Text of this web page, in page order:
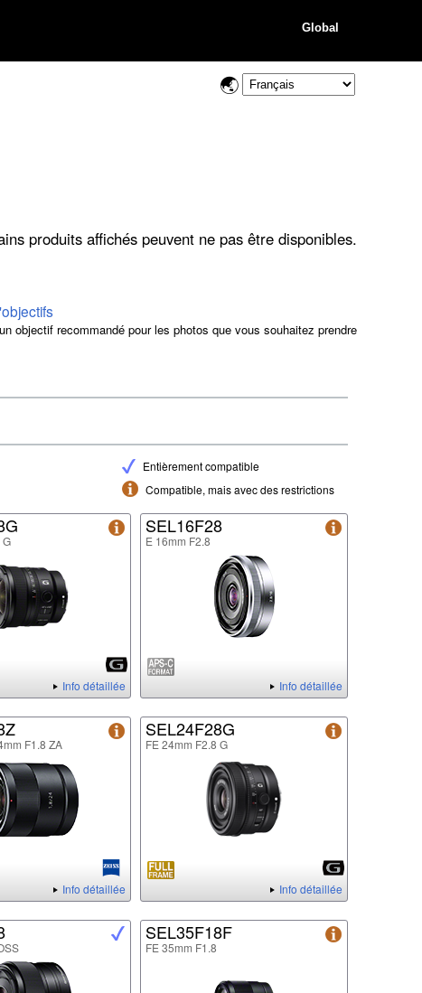
Global
produits affichés peuvent ne pas être disponibles.
objectif recommandé pour les photos que vous souhaitez prendre
Entièrement compatible
Compatible, mais avec des restrictions
G
Info détaillée
SEL16F28
E 16mm F2.8
Info détaillée
F1.8 ZA
Info détaillée
SEL24F28G
FE 24mm F2.8 G
Info détaillée
SEL35F18F
FE 35mm F1.8